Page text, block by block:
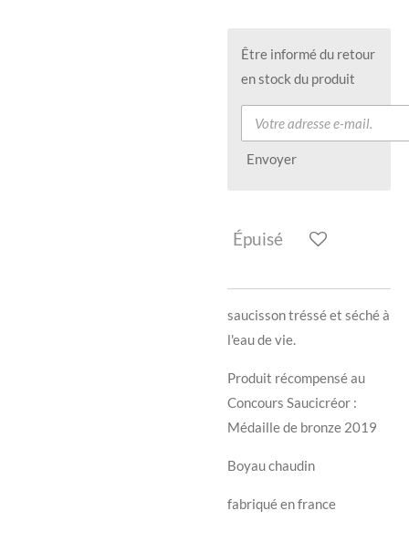
Être informé du retour
en stock du produit
Envoyer
Épuisé
saucisson tréssé et séché à
l'eau de vie.
Produit récompensé au
Concours Saucicréor :
Médaille de bronze 2019
Boyau chaudin
fabriqué en france